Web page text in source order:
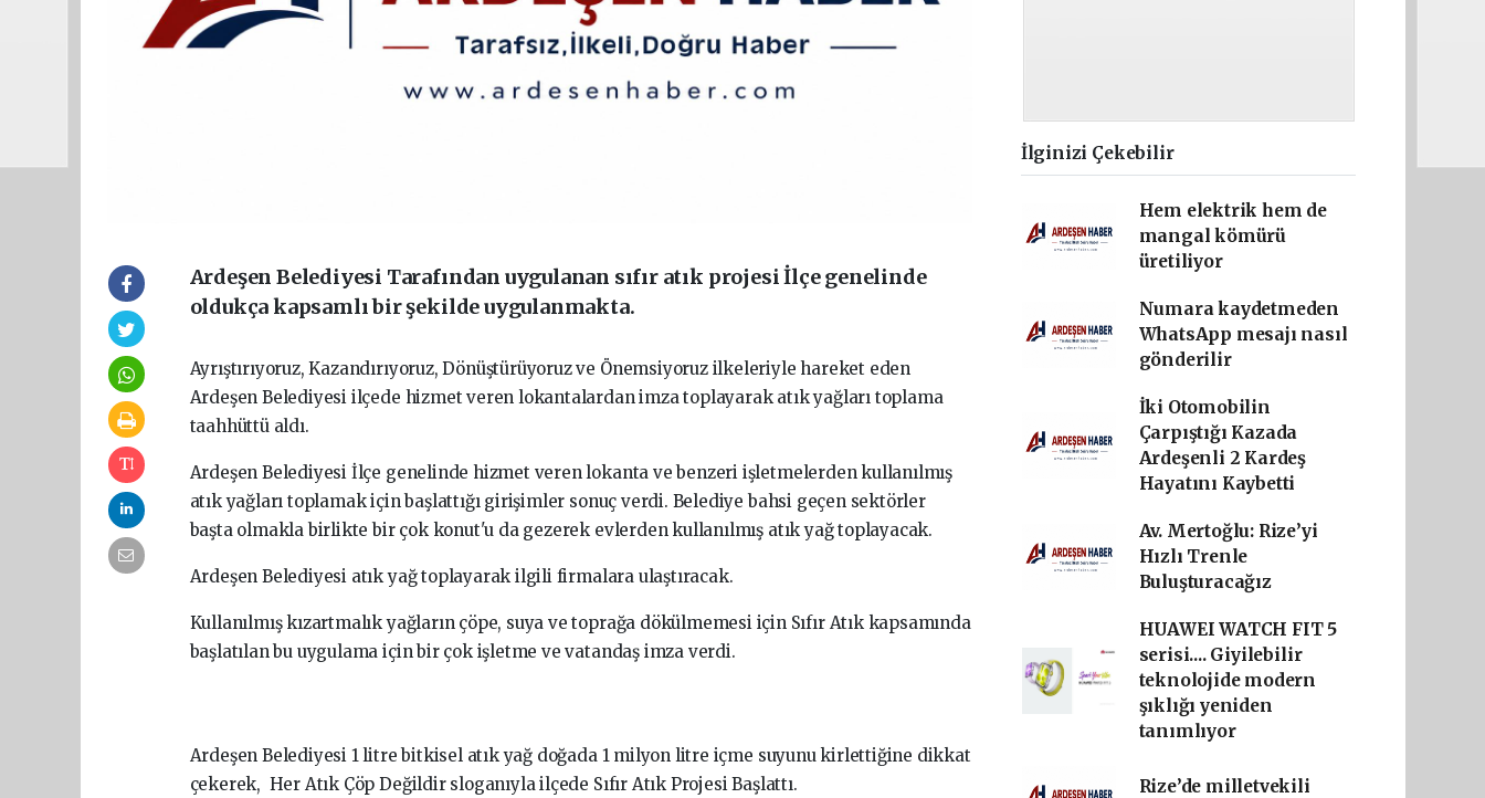
Ardeşen Belediyesi Tarafından uygulanan sıfır atık projesi İlçe genelinde
oldukça kapsamlı bir şekilde uygulanmakta.
Ayrıştırıyoruz, Kazandırıyoruz, Dönüştürüyoruz ve Önemsiyoruz ilkeleriyle hareket eden
Ardeşen Belediyesi ilçede hizmet veren lokantalardan imza toplayarak atık yağları toplama
taahhüttü aldı.
Ardeşen Belediyesi İlçe genelinde hizmet veren lokanta ve benzeri işletmelerden kullanılmış
atık yağları toplamak için başlattığı girişimler sonuç verdi. Belediye bahsi geçen sektörler
başta olmakla birlikte bir çok konut'u da gezerek evlerden kullanılmış atık yağ toplayacak.
Ardeşen Belediyesi atık yağ toplayarak ilgili firmalara ulaştıracak.
Kullanılmış kızartmalık yağların çöpe, suya ve toprağa dökülmemesi için Sıfır Atık kapsamında
başlatılan bu uygulama için bir çok işletme ve vatandaş imza verdi.
Ardeşen Belediyesi 1 litre bitkisel atık yağ doğada 1 milyon litre içme suyunu kirlettiğine dikkat
çekerek, Her Atık Çöp Değildir sloganıyla ilçede Sıfır Atık Projesi Başlattı.
İlginizi Çekebilir
Hem elektrik hem de
mangal kömürü
üretiliyor
Numara kaydetmeden
WhatsApp mesajı nasıl
gönderilir
İki Otomobilin
Çarpıştığı Kazada
Ardeşenli 2 Kardeş
Hayatını Kaybetti
Av. Mertoğlu: Rize’yi
Hızlı Trenle
Buluşturacağız
HUAWEI WATCH FIT 5
serisi.... Giyilebilir
teknolojide modern
şıklığı yeniden
tanımlıyor
Rize’de milletvekili